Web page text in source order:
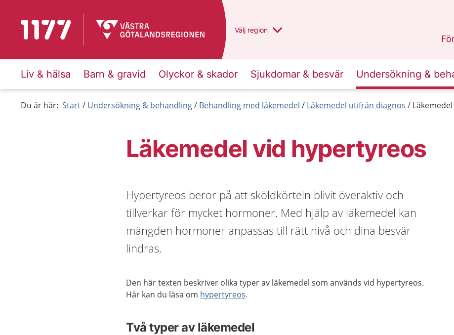
Till startsidan för 1177 Du har valt region
Välj en annan
region
Liv & hälsa Barn & gravid Olyckor & skador Sjukdomar & besvär Undersökning &
Du är här: Start Undersökning & behandling Behandling med läkemedel Läkemedel utifrån diagnos
Läkemedel vid hypertyreos
Hypertyreos beror på att sköldkörteln blivit överaktiv och
tillverkar för mycket hormoner. Med hjälp av läkemedel kan
mängden hormoner anpassas till rätt nivå och dina besvär
lindras.
Den här texten beskriver olika typer av läkemedel som används vid hypertyreos.
Här kan du läsa om hypertyreos.
Två typer av läkemedel